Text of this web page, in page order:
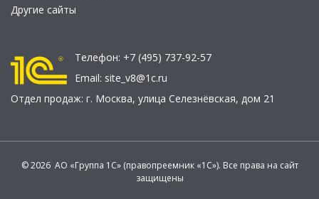
Другие сайты
Телефон: +7 (495) 737-92-57
Email: site_v8@1c.ru
Отдел продаж: г. Москва, улица Селезнёвская, дом 21
© 2026 АО «Группа 1С» (правопреемник «1С»). Все права на сайт
защищены